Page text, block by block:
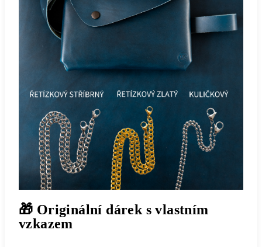
🎁 Originální dárek s vlastním
vzkazem